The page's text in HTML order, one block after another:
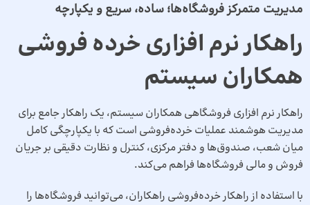
مدیریت متمرکز فروشگاه‌ها؛ ساده، سریع و یکپارچه
راهکار نرم افزاری خرده فروشی
همکاران سیستم
راهکار نرم افزاری فروشگاهی همکاران سیستم، یک راهکار جامع برای
مدیریت هوشمند عملیات خرده‌فروشی است که با یکپارچگی کامل
میان شعب، صندوق‌ها و دفتر مرکزی، کنترل و نظارت دقیقی بر جریان
فروش و مالی فروشگاه‌ها فراهم می‌کند.
با استفاده از راهکار خرده‌فروشی راهکاران، می‌توانید فروشگاه‌ها را